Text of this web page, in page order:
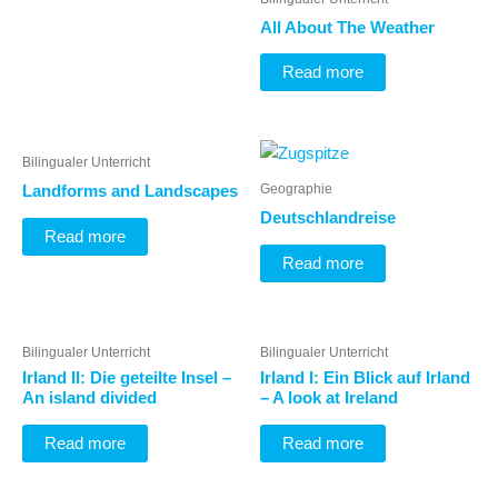
All About The Weather
Read more
Bilingualer Unterricht
Landforms and Landscapes
Read more
Geographie
Deutschlandreise
Read more
Bilingualer Unterricht
Irland II: Die geteilte Insel –
An island divided
Read more
Bilingualer Unterricht
Irland I: Ein Blick auf Irland
– A look at Ireland
Read more